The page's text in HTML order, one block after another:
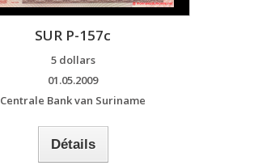
SUR P-157c
5 dollars
01.05.2009
Centrale Bank van Suriname
Détails